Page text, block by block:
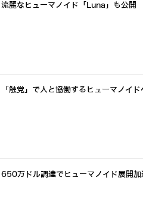
流麗なヒューマノイド「Luna」も公開
「触覚」で人と協働するヒューマノ
650万ドル調達でヒューマノイド展開